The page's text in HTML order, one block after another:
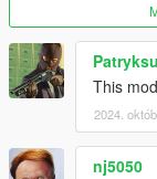
This
2024.
nj5050